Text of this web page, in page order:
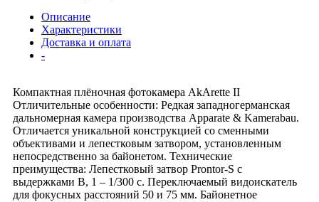
Описание
Характеристики
Доставка и оплата
-
Компактная плёночная фотокамера AkArette II
Отличительные особенности: Редкая западногерманская
дальномерная камера производства Apparate & Kamerabau.
Отличается уникальной конструкцией со сменными
объективами и лепестковым затвором, установленным
непосредственно за байонетом. Технические
преимущества: Лепестковый затвор Prontor-S с
выдержками B, 1 – 1/300 с. Переключаемый видоискатель
для фокусных расстояний 50 и 75 мм. Байонетное